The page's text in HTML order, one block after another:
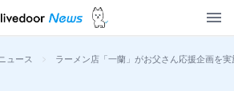
ュース > ラーメン店「一蘭」がお父さん応援企画を